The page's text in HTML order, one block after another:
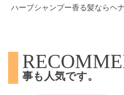
ハーブシャンプー香る髪ならヘ
事も人気です。